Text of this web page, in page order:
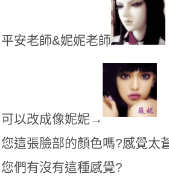
平安老師&妮妮老師
可以改成像妮妮→
您這張臉部的顏色嗎?感覺太
您們有沒有這種感覺?